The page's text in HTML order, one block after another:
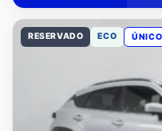
RESERVADO ECO